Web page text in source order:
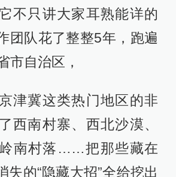
上“骑凤仙人”身后的神兽
据“二十四节气”构建的生
意等。
，你不仅解锁了非遗知
中国上下五千年的传统